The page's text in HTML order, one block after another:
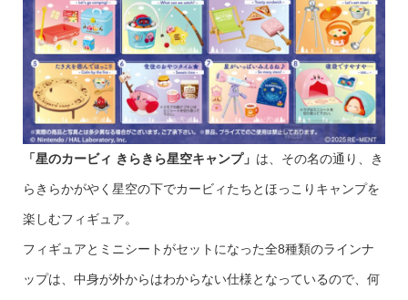
「星のカービィ きらきら星空キャンプ」 は、その名の通り、き
らきらかがやく星空の下でカービィたちとほっこりキャンプを
楽しむフィギュア。
フィギュアとミニシートがセットになった全8種類のラインナ
ップは、中身が外からはわからない仕様となっているので、何